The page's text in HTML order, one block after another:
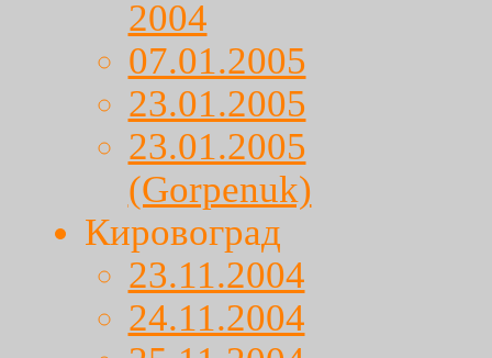
2004
07.01.2005
23.01.2005
23.01.2005
(Gorpenuk)
Кировоград
23.11.2004
24.11.2004